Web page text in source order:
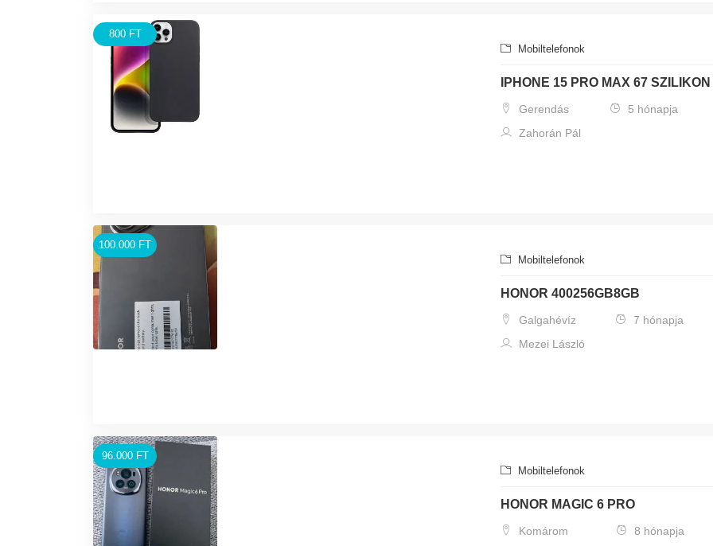
800 FT
Mobiltelefonok
IPHONE 15 PRO MAX 67
Gerendás
5 hónapja
Zahorán Pál
100.000 FT
Mobiltelefonok
HONOR 400256GB8GB
Galgahévíz
7 hónapja
Mezei László
96.000 FT
Mobiltelefonok
HONOR MAGIC 6 PRO
Komárom
8 hónapja